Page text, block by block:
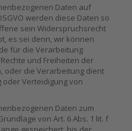
Daten auf
werden diese Daten so
sein Widerspruchsrecht
es sei denn, wir können
für die Verarbeitung
und Freiheiten der
oder die Verarbeitung dient
Verteidigung von
Daten zum
von Art. 6 Abs. 1 lit. f